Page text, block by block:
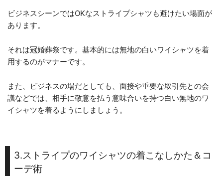
ビジネスシーンではOKなストライプシャツも避けたい場面が
あります。
それは冠婚葬祭です。基本的には無地の白いワイシャツを着
用するのがマナーです。
また、ビジネスの場だとしても、面接や重要な取引先との会
議などでは、相手に敬意を払う意味合いを持つ白い無地のワ
イシャツを着るようにしましょう。
3.ストライプのワイシャツの着こなしかた＆コ
ーデ術